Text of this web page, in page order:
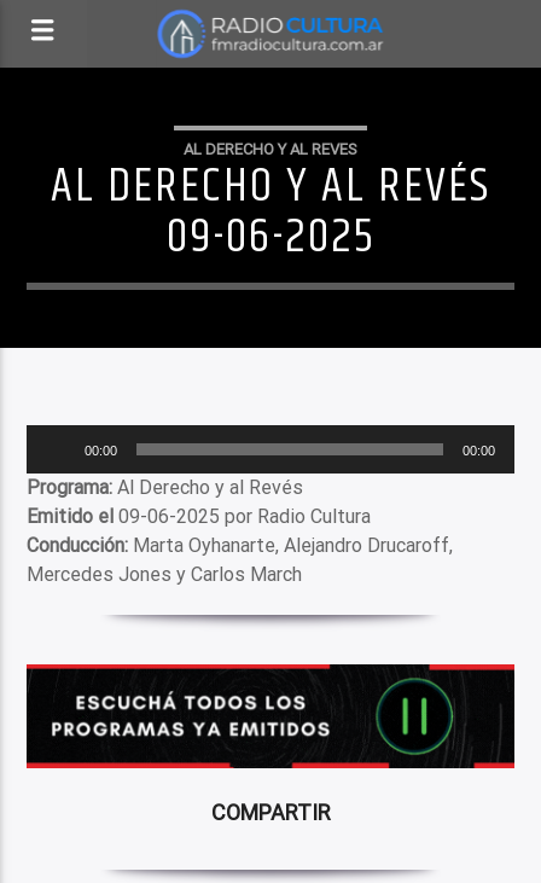
AL DERECHO Y AL REVES
AL DERECHO Y AL REVÉS
09-06-2025
audio
00:00 00:00
Programa: Al Derecho y al Revés
Emitido el09-06-2025 por Radio Cultura
Conducción: Marta Oyhanarte, Alejandro Drucaroff,
Mercedes Jones y Carlos March
COMPARTIR